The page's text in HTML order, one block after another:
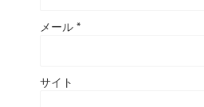
メール *
サイト